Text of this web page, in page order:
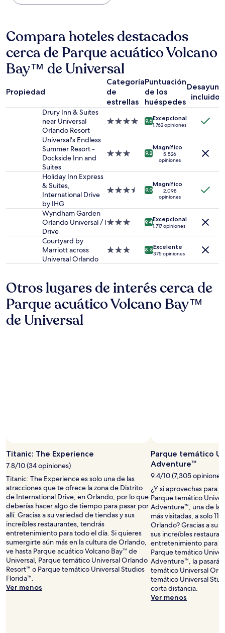
encontrado
últimas
24
horas,
con
base
en
estancia
disponibilidad
sujetos
Aplican
adicionales.
Compara hoteles destacados
cerca de Parque acuático Volcano
Bay™ de Universal
Propiedad
Categoría
de
estrellas
Puntuación
de los
huéspedes
Desayuno
incluido
Drury Inn & Suites
near Universal
Orlando Resort
Propiedad
estrellas
9.6Excepcional
1,762 opiniones
Universal's Endless
Summer Resort -
Dockside Inn and
Suites
Propiedad
3.0
9.2
Magnífico
5,526
opiniones
Holiday Inn Express
& Suites,
International Drive
by IHG
Propiedad
3.5
estrellas
9.0
Magnífico
2,098
opiniones
Wyndham Garden
Orlando Universal / I
Drive
Propiedad
estrellas
9.4Excepcional
1,717 opiniones
Courtyard by
Marriott across
Universal Orlando
Propiedad
8.8Excelente
375 opiniones
Otros lugares de interés cerca de
Parque acuático Volcano Bay™
de Universal
Titanic: The Experience
7.8/10 (34 opiniones)
Titanic: The Experience es solo una de las
atracciones que te ofrece la zona de Distrito
de International Drive, en Orlando, por lo que
deberías hacer algo de tiempo para pasar por
allí. Gracias a su variedad de tiendas y sus
increíbles restaurantes, tendrás
entretenimiento para todo el día. Si quieres
sumergirte aún más en la cultura de Orlando,
ve hasta Parque acuático Volcano Bay™ de
Universal, Parque temático Universal Orlando
Resort™ o Parque temático Universal Studios
Florida™.
Ver menos
Parque temático
Adventure™
9.4/10 (7,305 opiniones)
¿Y si aprovechas para
Parque temático
Adventure™, una de
más visitadas, a solo
Orlando? Gracias a su
sus increíbles
entretenimiento para
Parque temático
Adventure™, la pasarás
temático Universal
temático Universal
corta distancia.
Ver menos